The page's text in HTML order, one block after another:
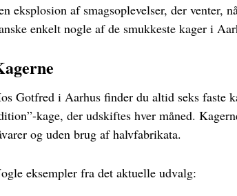
eksplosion af smagsoplevelser, der venter,
enkelt nogle af de smukkeste kager i
Gotfred i Aarhus finder du altid seks faste
kage, der udskiftes hver måned.
og uden brug af halvfabrikata.
eksempler fra det aktuelle udvalg: